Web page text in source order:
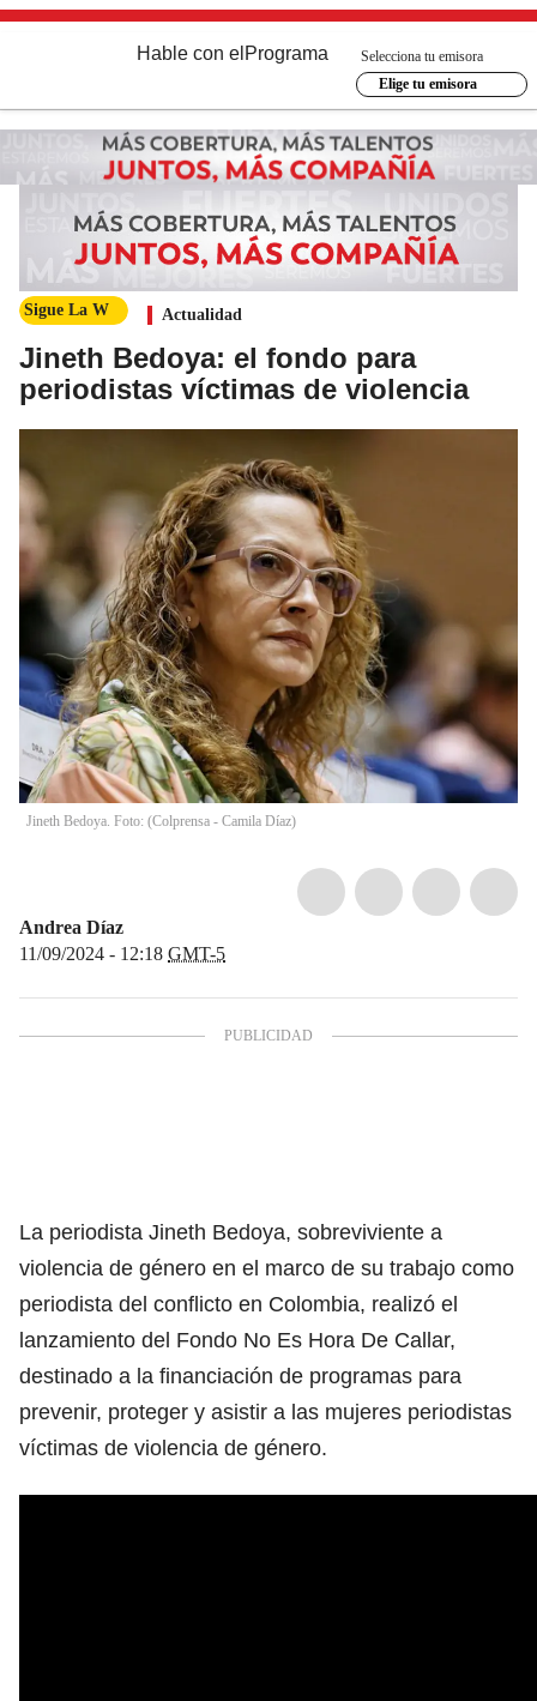
Hable con el Programa
Selecciona tu emisora
Elige tu emisora
Sigue La W Actualidad
Jineth Bedoya: el fondo para
periodistas víctimas de violencia
Jineth Bedoya. Foto: (Colprensa - Camila Díaz)
Andrea Díaz
11/09/2024 - 12:18 GMT-5
La periodista Jineth Bedoya, sobreviviente a
violencia de género en el marco de su trabajo como
periodista del conflicto en Colombia, realizó el
lanzamiento del Fondo No Es Hora De Callar,
destinado a la financiación de programas para
prevenir, proteger y asistir a las mujeres periodistas
víctimas de violencia de género.